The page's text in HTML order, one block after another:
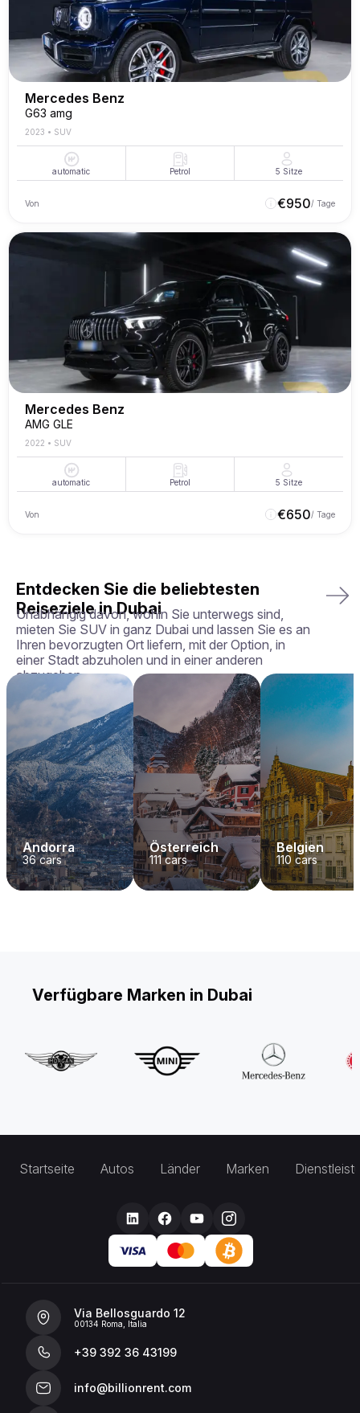
Mercedes Benz
G63 amg
2023 • SUV
automatic Petrol 5 Sitze
Von €950/ Tage
Mercedes Benz
AMG GLE
2022 • SUV
automatic Petrol 5 Sitze
Von €650/ Tage
Entdecken Sie die beliebtesten
Reiseziele in Dubai
Unabhängig davon, wohin Sie unterwegs sind,
mieten Sie SUV in ganz Dubai und lassen Sie es an
Ihren bevorzugten Ort liefern, mit der Option, in
einer Stadt abzuholen und in einer anderen
abzugeben.
Andorra
36cars
Österreich
111cars
Belgien
110 cars
Verfügbare Marken in Dubai
Startseite Autos Länder Marken
Via Bellosguardo 12
00134 Roma, Italia
+39 392 36 43199
info@billionrent.com